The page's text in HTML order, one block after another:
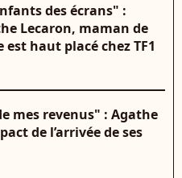
des écrans" :
Lecaron, maman de
haut placé chez TF1
mes revenus" : Agathe
de l’arrivée de ses